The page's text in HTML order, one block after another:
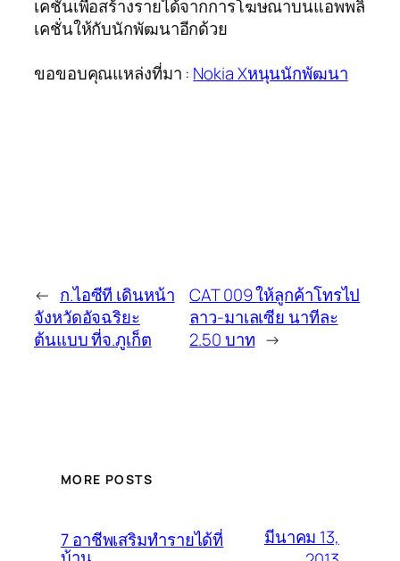
เคชั่นเพื่อสร้างรายได้จากการโฆษณาบนแอพพลิ
เคชั่นให้กับนักพัฒนาอีกด้วย
ขอขอบคุณแหล่งที่มา : Nokia Xหนุนนักพัฒนา
← ก.ไอซีที เดินหน้า
จังหวัดอัจฉริยะ
ต้นแบบ ที่จ.ภูเก็ต
CAT 009 ให้ลูกค้าโทรไป
ลาว-มาเลเซีย นาทีละ
2.50 บาท →
MORE POSTS
7 อาชีพเสริมทำรายได้ที่
มีนาคม 13,